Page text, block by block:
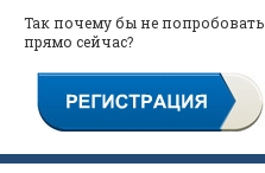
Так почему бы не попробовать
прямо сейчас?